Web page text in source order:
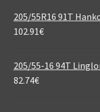
205/55R16 91T
102.91€
205/55-16 94T
82.74€